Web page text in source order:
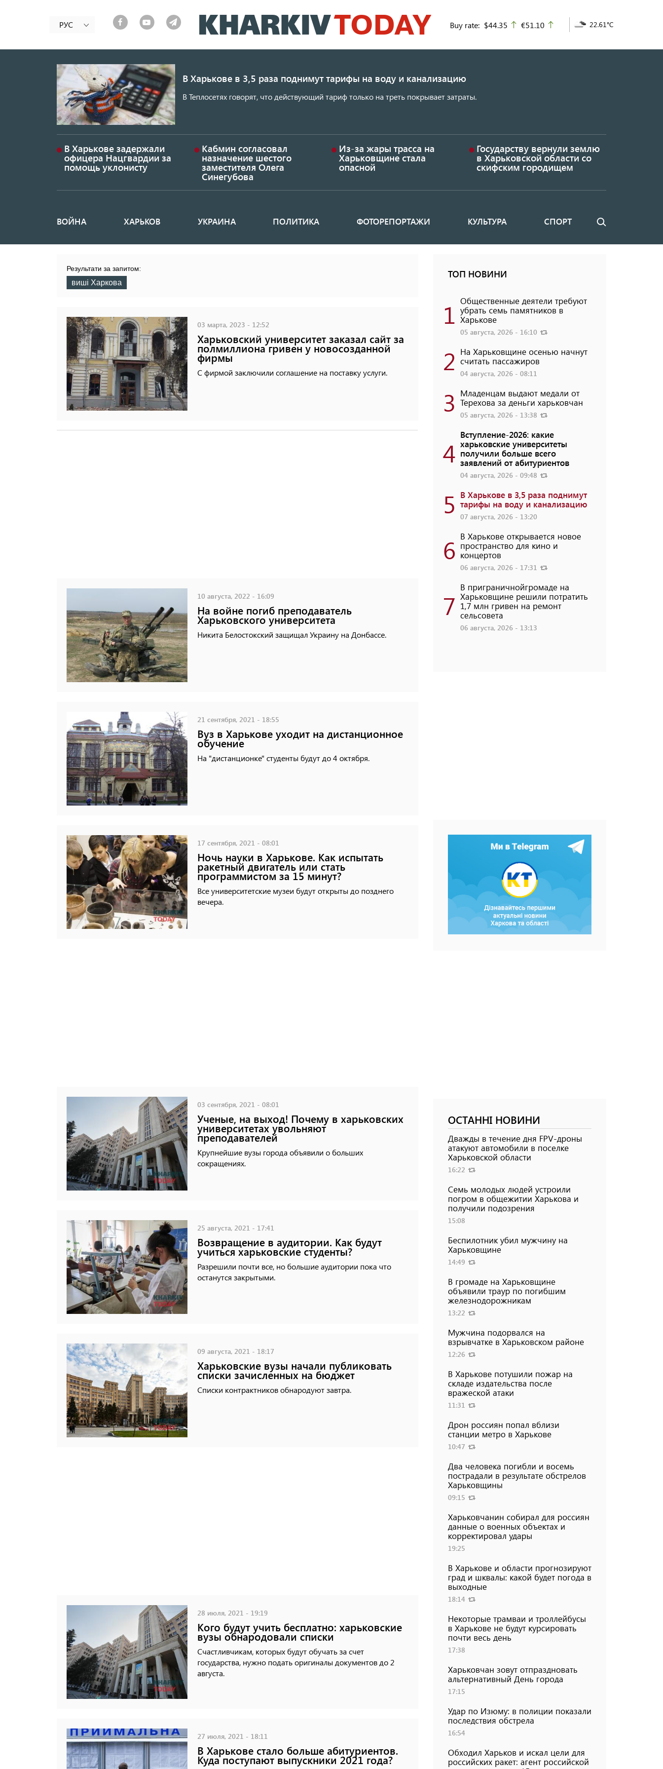
к
основному
РУС Buy rate: $44.35 up
€51.10 22.61°C
В Харькове в 3,5 раза поднимут тарифы на воду и канализацию
В Теплосетях говорят, что действующий тариф только на треть покрывает затраты.
В Харькове задержали
офицера Нацгвардии за
помощь уклонисту
Кабмин согласовал
назначение шестого
заместителя Олега
Синегубова
Из-за жары трасса на
Харьковщине стала
опасной
Государству вернули землю
в Харьковской области со
скифским городищем
Основная
ВОЙНА ХАРЬКОВ УКРАИНА ПОЛИТИКА ФОТОРЕПОРТАЖИ КУЛЬТУРА СПОРТ Поиск
Результати за запитом:
виші Харкова
03 марта, 2023 - 12:52
Харьковский университет заказал сайт за
полмиллиона гривен у новосозданной
фирмы
С фирмой заключили соглашение на поставку услуги.
10 августа, 2022 - 16:09
На войне погиб преподаватель
Харьковского университета
Никита Белостокский защищал Украину на Донбассе.
21 сентября, 2021 - 18:55
Вуз в Харькове уходит на дистанционное
обучение
На "дистанционке" студенты будут до 4 октября.
17 сентября, 2021 - 08:01
Ночь науки в Харькове. Как испытать
ракетный двигатель или стать
программистом за 15 минут?
Все университетские музеи будут открыты до позднего
вечера.
03 сентября, 2021 - 08:01
Ученые, на выход! Почему в харьковских
университетах увольняют
преподавателей
Крупнейшие вузы города объявили о больших
сокращениях.
25 августа, 2021 - 17:41
Возвращение в аудитории. Как будут
учиться харьковские студенты?
Разрешили почти все, но большие аудитории пока что
останутся закрытыми.
09 августа, 2021 - 18:17
Харьковские вузы начали публиковать
списки зачисленных на бюджет
Списки контрактников обнародуют завтра.
28 июля, 2021 - 19:19
Кого будут учить бесплатно: харьковские
вузы обнародовали списки
Счастливчикам, которых будут обучать за счет
государства, нужно подать оригиналы документов до 2
августа.
27 июля, 2021 - 18:11
В Харькове стало больше абитуриентов.
Куда поступают выпускники 2021 года?
ТОП НОВИНИ
1 Общественные деятели требуют
убрать семь памятников в
Харькове
05 августа, 2026 - 16:10
2 На Харьковщине осенью начнут
считать пассажиров
04 августа, 2026 - 08:11
3 Младенцам выдают медали от
Терехова за деньги харьковчан
05 августа, 2026 - 13:38
4
Вступление-2026: какие
харьковские университеты
получили больше всего
заявлений от абитуриентов
04 августа, 2026 - 09:48
5 В Харькове в 3,5 раза поднимут
тарифы на воду и канализацию
07 августа, 2026 - 13:20
6 В Харькове открывается новое
пространство для кино и
концертов
06 августа, 2026 - 17:31
7
В приграничнойгромаде на
Харьковщине решили потратить
1,7 млн ​​гривен на ремонт
сельсовета
06 августа, 2026 - 13:13
ОСТАННІ НОВИНИ
Дважды в течение дня FPV-дроны
атакуют автомобили в поселке
Харьковской области
16:22
Семь молодых людей устроили
погром в общежитии Харькова и
получили подозрения
15:08
Беспилотник убил мужчину на
Харьковщине
14:49
В громаде на Харьковщине
объявили траур по погибшим
железнодорожникам
13:22
Мужчина подорвался на
взрывчатке в Харьковском районе
12:26
В Харькове потушили пожар на
складе издательства после
вражеской атаки
11:31
Дрон россиян попал вблизи
станции метро в Харькове
10:47
Два человека погибли и восемь
пострадали в результате обстрелов
Харьковщины
09:15
Харьковчанин собирал для россиян
данные о военных объектах и ​​
корректировал удары
19:25
В Харькове и области прогнозируют
град и шквалы: какой будет погода в
выходные
18:14
Некоторые трамваи и троллейбусы
в Харькове не будут курсировать
почти весь день
17:38
Харьковчан зовут отпраздновать
альтернативный День города
17:15
Удар по Изюму: в полиции показали
последствия обстрела
16:54
Обходил Харьков и искал цели для
российских ракет: агент российской